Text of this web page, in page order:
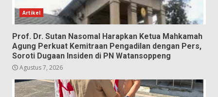
Artikel
Prof. Dr. Sutan Nasomal Harapkan Ketua Mahkamah
Agung Perkuat Kemitraan Pengadilan dengan Pers,
Soroti Dugaan Insiden di PN Watansoppeng
Agustus 7, 2026